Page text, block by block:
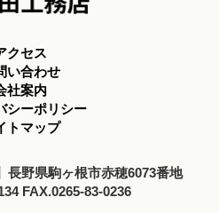
クセス
い合わせ
社案内
シーポリシー
トマップ
長野県駒ヶ根市赤穂6073番地
FAX.0265-83-0236